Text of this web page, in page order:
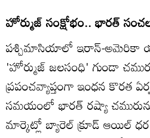
హోర్ముజ్ సంక్షోభం.. భారత్
పశ్చిమాసియాలో ఇరాన్-అమెరికా
'హోర్ముజ్ జలసంధి' గుండా
ప్రపంచవ్యాప్తంగా ఇంధన కొరత
సమయంలో భారత్ రష్యా
మార్కెట్లో బ్యారెల్ క్రూడ్ ఆయిల్